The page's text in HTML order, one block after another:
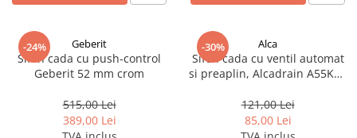
-24% Geberit
Sifon cada cu push-control
Geberit 52 mm crom
515,00 Lei
389,00 Lei
-30% Alca
Sifon cada cu ventil automat
si preaplin, Alcadrain A55KM,
121,00 Lei
85,00 Lei